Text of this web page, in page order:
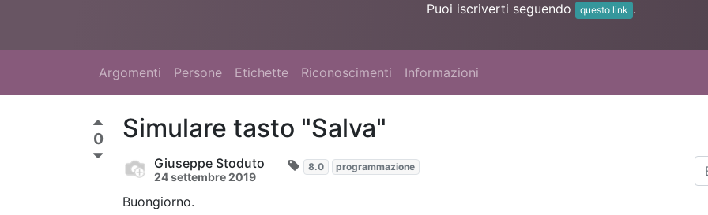
Puoi iscriverti seguendo
questo link .
Argomenti Persone Etichette Riconoscimenti Informazioni
0 Simulare tasto "Salva"
Giuseppe Stoduto
24 settembre 2019
8.0 programmazione
Buongiorno.